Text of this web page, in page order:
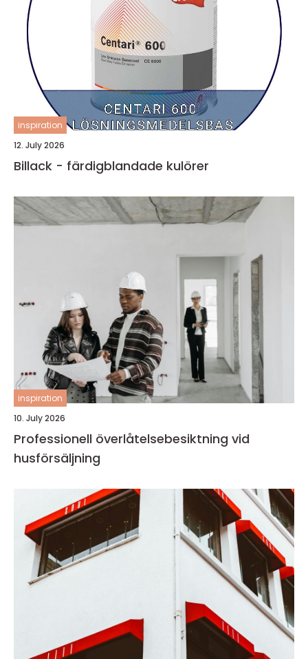
inspiration
12. July 2026
Billack - färdigblandade kulörer
inspiration
10. July 2026
Professionell överlåtelsebesiktning vid
husförsäljning